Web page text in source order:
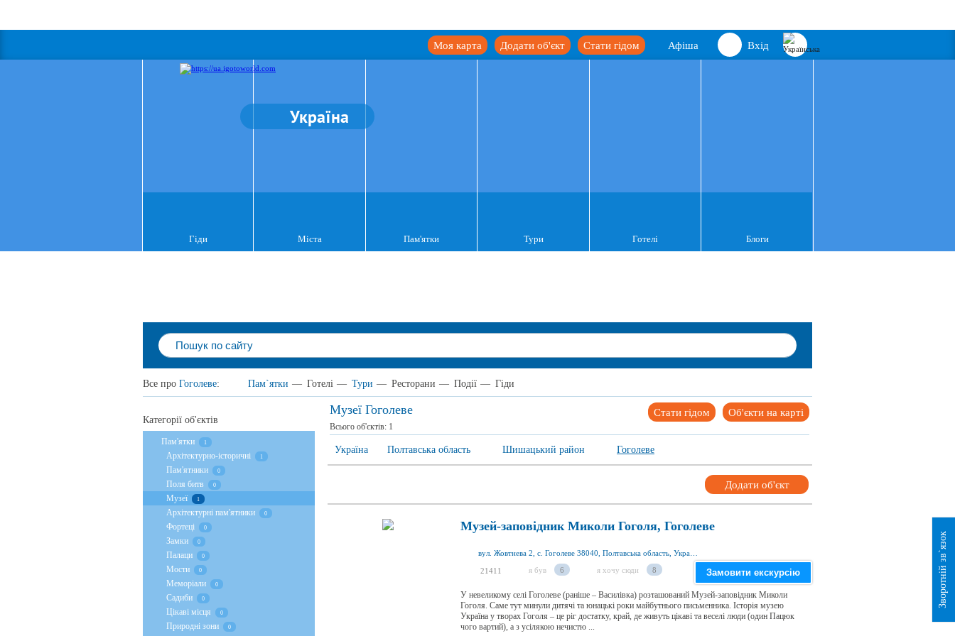
Вхід
Афіша
Стати гідом
Додати об'єкт
Моя карта
Україна
Гіди Міста Пам'ятки Тури Готелі Блоги
Все про Гоголеве: Пам`ятки — Готелі — Тури — Ресторани — Події — Гіди
Музеї Гоголеве Об'єкти на карті
Стати гідом
Всього об'єктів: 1
Україна Полтавська область Шишацький район Гоголеве
Додати об'єкт
Музей-заповідник Миколи Гоголя, Гоголеве
21411 я був 6 я хочу сюди 8 Замовити екскурсію
У невеликому селі Гоголеве (раніше – Василівка) розташований Музей-заповідник Миколи
Гоголя. Саме тут минули дитячі та юнацькі роки майбутнього письменника. Історія музею
Україна у творах Гоголя – це ріг достатку, край, де живуть цікаві та веселі люди (один Пацюк
чого вартий), а з усілякою нечистю ...
Категорії об'єктів
Пам'ятки 1
Архітектурно-історичні 1
Пам'ятники 0
Поля битв 0
Музеї 1
Архітектурні пам'ятники 0
Фортеці 0
Замки 0
Палаци 0
Мости 0
Меморіали 0
Садиби 0
Цікаві місця 0
Природні зони 0
Зворотній зв`язок